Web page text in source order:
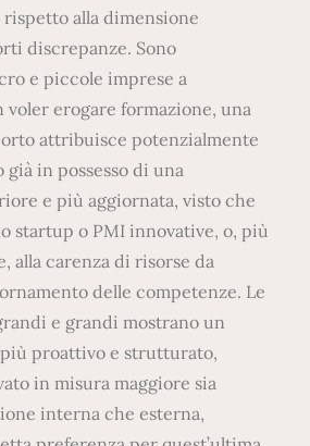
alla dimensione
discrepanze. Sono
e piccole imprese a
erogare formazione, una
attribuisce potenzialmente
già in possesso di una
e più aggiornata, visto che
startup o PMI innovative, o, più
alla carenza di risorse da
delle competenze. Le
e grandi mostrano un
proattivo e strutturato,
in misura maggiore sia
interna che esterna,